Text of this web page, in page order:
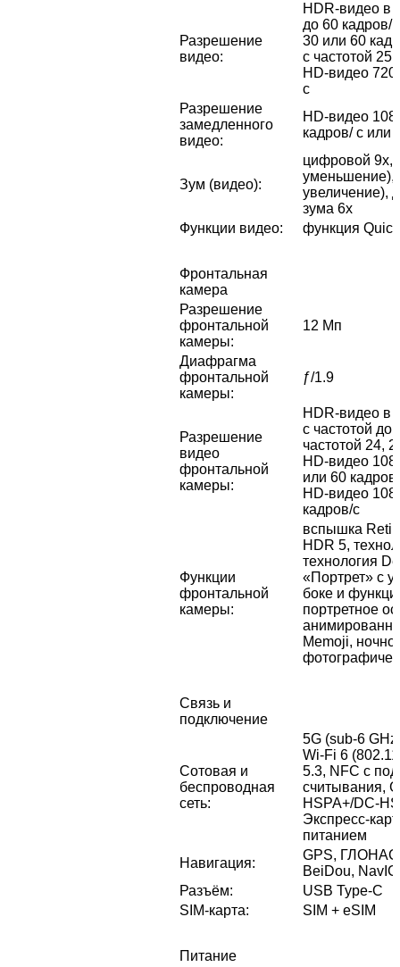
Разрешение
видео:
HDR‑видео в
до 60 кадров/
30 или 60
с частотой
HD-видео
с
Разрешение
замедленного
видео:
HD-видео
кадров/ с или
Зум (видео):
цифровой 9х,
уменьшение),
увеличение),
зума 6x
Функции видео: функция
Фронтальная
камера
Разрешение
фронтальной
камеры:
12 Мп
Диафрагма
фронтальной
камеры:
ƒ/1.9
Разрешение
видео
фронтальной
камеры:
HDR‑видео в
с частотой до
частотой 24,
HD-видео
или 60
HD-видео
кадров/с
Функции
фронтальной
камеры:
вспышка
HDR 5,
технология
«Портрет» с
боке и
портретное
Memoji,
Связь и
подключение
Сотовая и
беспроводная
сеть:
5G (sub‑6
Wi‑Fi 6
5.3, NFC с
считывания,
HSPA+/​DC-
питанием
Навигация:
GPS,
BeiDou, NavIC
Разъём:
USB Type-C
SIM-карта: SIM + eSIM
Питание